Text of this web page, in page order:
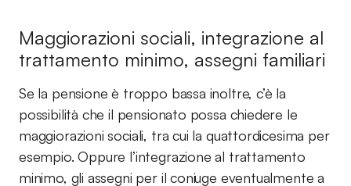
Maggiorazioni sociali, integrazione al
trattamento minimo, assegni familiari
Se la pensione è troppo bassa inoltre, c’è la
possibilità che il pensionato possa chiedere le
maggiorazioni sociali, tra cui la quattordicesima per
esempio. Oppure l’integrazione al trattamento
minimo, gli assegni per il coniuge eventualmente a